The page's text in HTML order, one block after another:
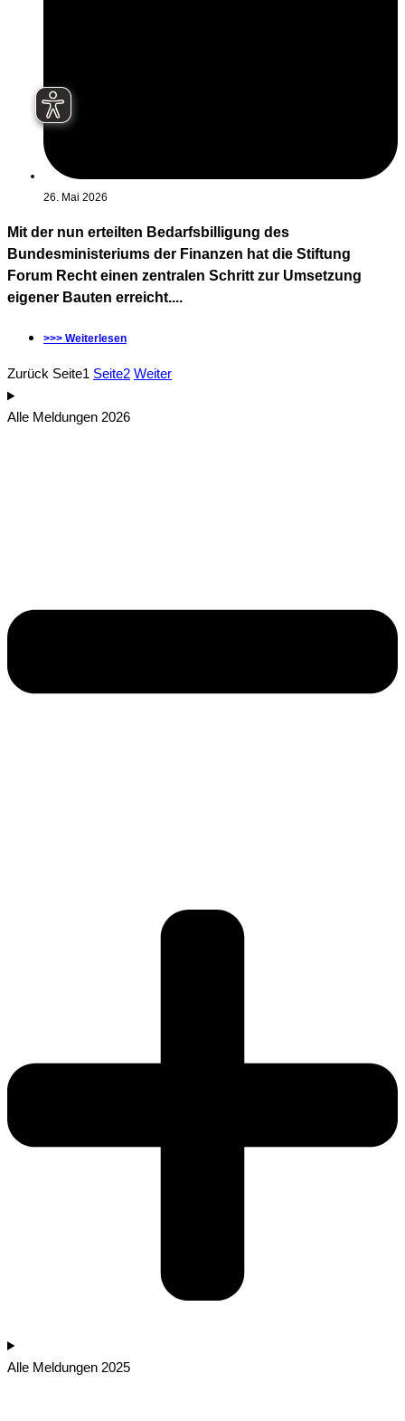
26. Mai 2026
Mit der nun erteilten Bedarfsbilligung des
Bundesministeriums der Finanzen hat die Stiftung
Forum Recht einen zentralen Schritt zur Umsetzung
eigener Bauten erreicht....
>>> Weiterlesen
Zurück Seite1 Seite2 Weiter
Alle Meldungen 2026
Alle Meldungen 2025